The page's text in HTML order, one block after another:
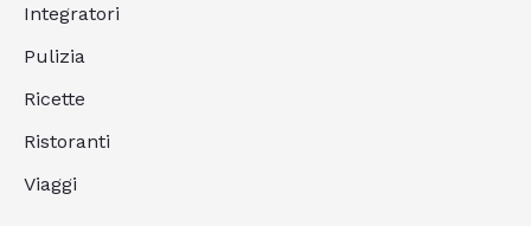
Integratori
Pulizia
Ricette
Ristoranti
Viaggi